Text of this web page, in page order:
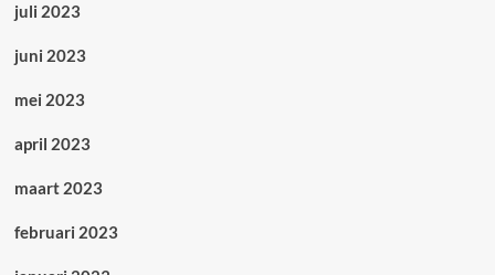
juli 2023
juni 2023
mei 2023
april 2023
maart 2023
februari 2023